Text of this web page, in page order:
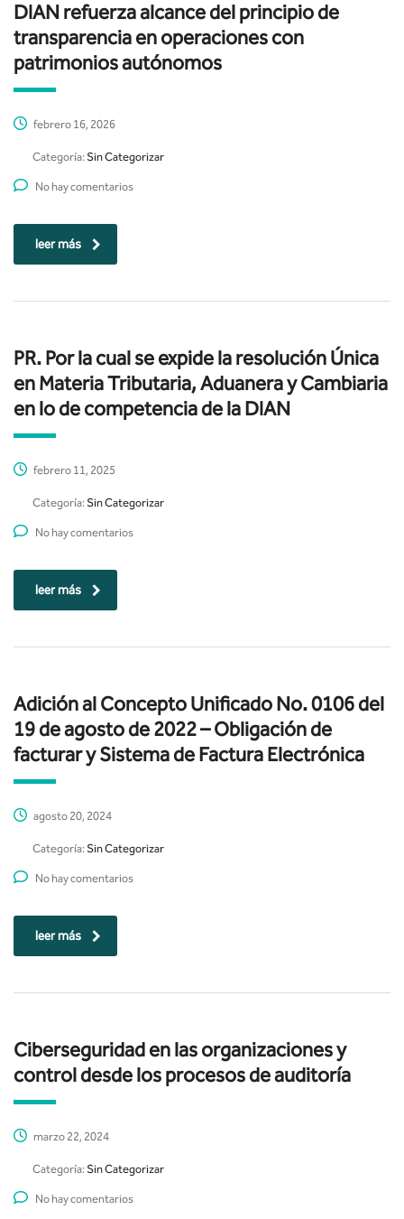
DIAN refuerza alcance del principio de
transparencia en operaciones con
patrimonios autónomos
febrero 16, 2026
Categoría: Sin Categorizar
No hay comentarios
leer más
PR. Por la cual se expide la resolución Única
en Materia Tributaria, Aduanera y Cambiaria
en lo de competencia de la DIAN
febrero 11, 2025
Categoría: Sin Categorizar
No hay comentarios
leer más
Adición al Concepto Unificado No. 0106 del
19 de agosto de 2022 – Obligación de
facturar y Sistema de Factura Electrónica
agosto 20, 2024
Categoría: Sin Categorizar
No hay comentarios
leer más
Ciberseguridad en las organizaciones y
control desde los procesos de auditoría
marzo 22, 2024
Categoría: Sin Categorizar
No hay comentarios